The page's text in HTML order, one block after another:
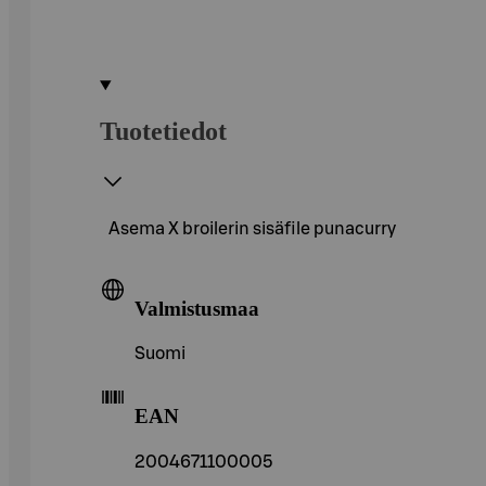
Tuotetiedot
Asema X broilerin sisäfile punacurry
Valmistusmaa
Suomi
EAN
2004671100005